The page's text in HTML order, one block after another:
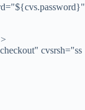
cvsrsh="ss